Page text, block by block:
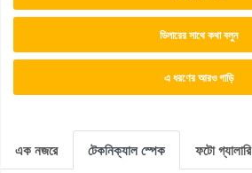
ডিলারের সাথে কথা বলুন
এ ধরণের আরও গাড়ি
এক নজরে টেকনিক্যাল স্পেক ফটো গ্যালারি